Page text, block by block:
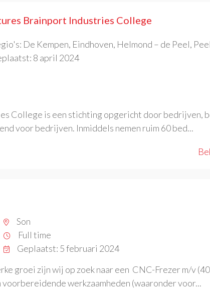
Brainport Industries College
De Kempen, Eindhoven, Helmond – de Peel,
8 april 2024
College is een stichting opgericht door bedrijven,
voor bedrijven. Inmiddels nemen ruim 60 bed...
Son
Full time
Geplaatst: 5 februari 2024
groei zijn wij op zoek naar een CNC-Frezer m/v
werkzaamheden (waaronder voor...